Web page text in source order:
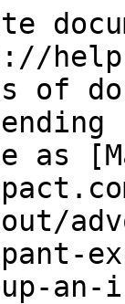
of
as
an-